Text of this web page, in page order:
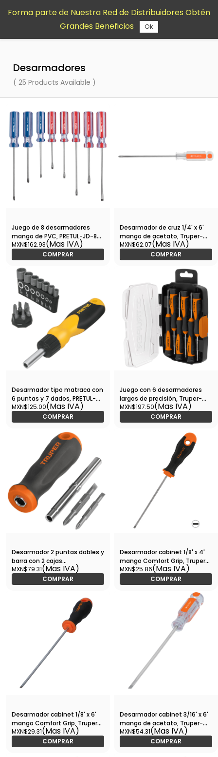
contenido
Desarmadores
( 25 Products Available )
Juego de 8 desarmadores
mango de PVC, PRETUL-JD-8TP
/ 20213
MXN$162.93(Mas IVA)
COMPRAR
Desarmador de cruz 1/4' x 6'
mango de acetato, Truper-
DP-1/4X6 / 14077
MXN$62.07(Mas IVA)
COMPRAR
Desarmador tipo matraca con
6 puntas y 7 dados, PRETUL-
DES-14P / 22974
MXN$125.00(Mas IVA)
COMPRAR
Juego con 6 desarmadores
largos de precisión, Truper-
JOY-6L / 14156
MXN$197.50(Mas IVA)
COMPRAR
Desarmador 2 puntas dobles y
barra con 2 cajas
hexagonales-DT-4 / 14200
MXN$79.31(Mas IVA)
COMPRAR
Desarmador cabinet 1/8' x 4'
mango Comfort Grip, Truper-
DG-1/8X4B / 14019
MXN$25.86(Mas IVA)
COMPRAR
Desarmador cabinet 1/8' x 6'
mango Comfort Grip, Truper-
DG-1/8X6B / 14025
MXN$29.31(Mas IVA)
COMPRAR
Desarmador cabinet 3/16' x 6'
mango de acetato, Truper-
DG-3/16X6 / 14038
MXN$54.31(Mas IVA)
COMPRAR
Forma parte de Nuestra Red de Distribuidores Obtén
Grandes Beneficios
Ok